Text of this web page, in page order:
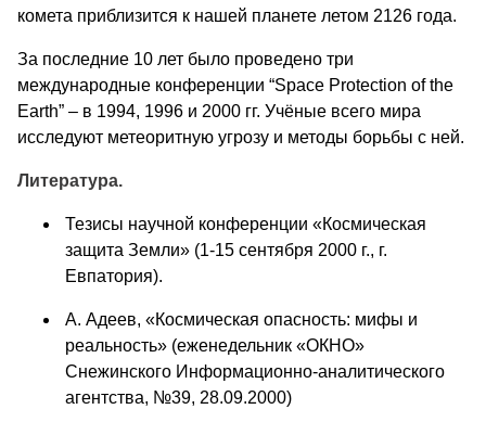
комета приблизится к нашей планете летом 2126 года.
За последние 10 лет было проведено три
международные конференции “Space Protection of the
Earth” – в 1994, 1996 и 2000 гг. Учёные всего мира
исследуют метеоритную угрозу и методы борьбы с ней.
Литература.
Тезисы научной конференции «Космическая
защита Земли» (1-15 сентября 2000 г., г.
Евпатория).
А. Адеев, «Космическая опасность: мифы и
реальность» (еженедельник «ОКНО»
Снежинского Информационно-аналитического
агентства, №39, 28.09.2000)